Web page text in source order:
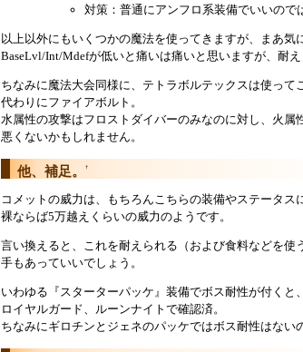
対策：普通にアンフロ系装備でいいので
以上以外にもいくつかの魔法を使ってきますが、まあ気
BaseLvl/Int/Mdefが低いと痛いは痛いと思いますが、耐
ちなみに魔法大会同様に、テトラボルテックスは使って
代わりにファイアボルト。
水属性の攻撃はフロストダイバーのみなのに対し、火
悪くないかもしれません。
他、補足。 †
コメットの威力は、もちろんこちらの装備やステータス
裸ならば5万越えくらいの威力のようです。
言い換えると、これを耐えられる（および食料などを
手もあっていいでしょう。
いわゆる『スターターパッケ』装備でボス耐性が付くと
ロイヤルガード、ルーンナイトで確認済。
ちなみにギロチンとジェネのパッケではボス耐性はない